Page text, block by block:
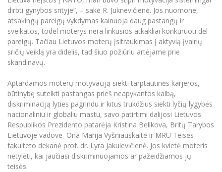
dirbti gynybos srityje”, – sakė R. Juknevičienė. Jos nuomone,
atsakingų pareigų vykdymas kainuoja daug pastangų ir
sveikatos, todėl moterys nėra linkusios atkakliai konkuruoti dėl
pareigų. Tačiau Lietuvos moterų įsitraukimas į aktyvią įvairių
sričių veiklą yra didelis, tad šiuo požiūriu artėjame prie
skandinavų.
Aptardamos moterų motyvaciją siekti tarptautinės karjeros,
būtinybę sutelkti pastangas prieš neapykantos kalbą,
diskriminaciją lyties pagrindu ir kitus trukdžius siekti lyčių lygybės
nacionaliniu ir globaliu mastu, savo patirtimi dalijosi Lietuvos
Respublikos Prezidento patarėja Kristina Belikova, Britų Tarybos
Lietuvoje vadovė Ona Marija Vyšniauskaitė ir MRU Teisės
fakulteto dekanė prof. dr. Lyra Jakulevičienė. Jos kvietė moteris
netylėti, kai jaučiasi diskriminuojamos ar pažeidžiamos jų
teisės.